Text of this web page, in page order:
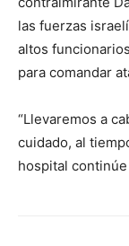
las fuerzas
altos
para comandar
“Llevaremos a
cuidado, al
hospital